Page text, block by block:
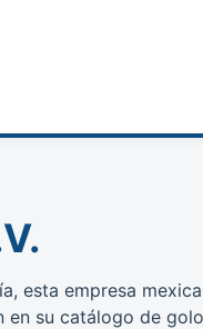
esta empresa
su catálogo de